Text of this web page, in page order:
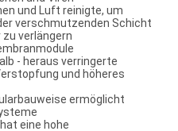
und Luft reinigte, um
verschmutzenden Schicht
verlängern
- heraus verringerte
und höheres
ermöglicht
eine hohe